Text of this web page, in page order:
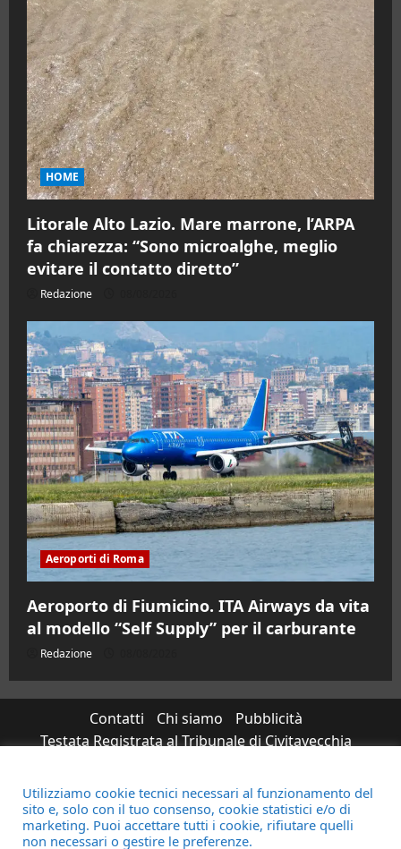
HOME
Litorale Alto Lazio. Mare marrone, l’ARPA
fa chiarezza: “Sono microalghe, meglio
evitare il contatto diretto”
Redazione
Aeroporti di Roma
Aeroporto di Fiumicino. ITA Airways da vita
al modello “Self Supply” per il carburante
Redazione
Contatti Chi siamo
Pubblicità
Testata Registrata al Tribunale di Civitavecchia
Micaela Taroni
Facebook
InstagramYouTubeTwitterEmailEnte Parco
Utilizziamo cookie tecnici necessari al funzionamento del
sito e, solo con il tuo consenso, cookie statistici e/o di
marketing. Puoi accettare tutti i cookie, rifiutare quelli
non necessari o gestire le preferenze.